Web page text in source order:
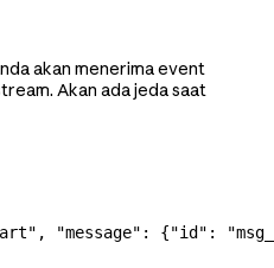
akan menerima event
Akan ada jeda saat
, "message" : {"id" :